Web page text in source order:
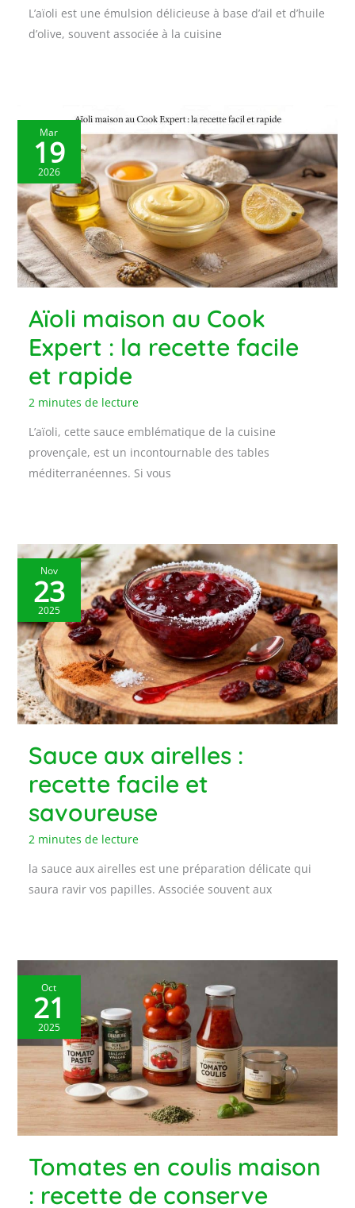
L’aïoli est une émulsion délicieuse à base d’ail et d’huile
d’olive, souvent associée à la cuisine
Mar
19
2026
Aïoli maison au Cook
Expert : la recette facile
et rapide
2 minutes de lecture
L’aïoli, cette sauce emblématique de la cuisine
provençale, est un incontournable des tables
méditerranéennes. Si vous
Nov
23
2025
Sauce aux airelles :
recette facile et
savoureuse
2 minutes de lecture
la sauce aux airelles est une préparation délicate qui
saura ravir vos papilles. Associée souvent aux
Oct
21
2025
Tomates en coulis maison
: recette de conserve